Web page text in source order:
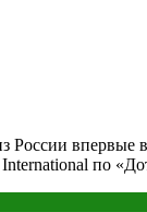
России впервые
по